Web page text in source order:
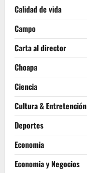
Calidad de vida
Campo
Carta al director
Choapa
Ciencia
Cultura & Entretención
Deportes
Economia
Economia y Negocios